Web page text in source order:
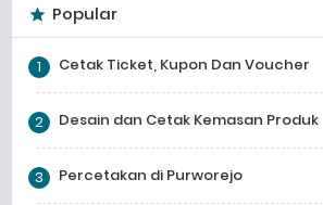
Popular
Cetak Ticket, Kupon Dan Voucher
Desain dan Cetak Kemasan Produk
Percetakan di Purworejo